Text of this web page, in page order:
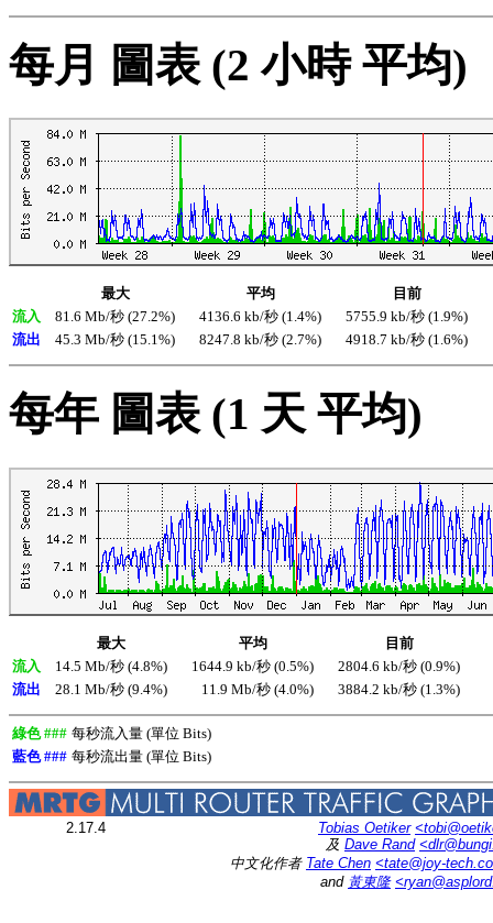
每月 圖表 (2 小時 平均)
最大 平均
目前
流入
81.6 Mb/秒 (27.2%) 4136.6 kb/秒 (1.4%)
5755.9 kb/秒 (1.9%)
流出
45.3 Mb/秒 (15.1%) 8247.8 kb/秒 (2.7%) 4918.7 kb/秒 (1.6%)
每年 圖表 (1 天 平均)
最大 平均
目前
流入
14.5 Mb/秒 (4.8%) 1644.9 kb/秒 (0.5%)
2804.6 kb/秒 (0.9%)
流出
28.1 Mb/秒 (9.4%) 11.9 Mb/秒 (4.0%) 3884.2 kb/秒 (1.3%)
綠色 ### 每秒流入量 (單位 Bits)
藍色 ### 每秒流出量 (單位 Bits)
2.17.4 Tobias Oetiker
及 Dave Rand
中文化作者 Tate Chen <tate@joy-
and 黃東隆